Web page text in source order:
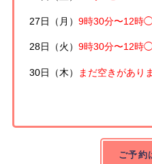
27日（月） 9時30分〜12時
28日（火） 9時30分〜12時
30日（木） まだ空きがあり
ご予約